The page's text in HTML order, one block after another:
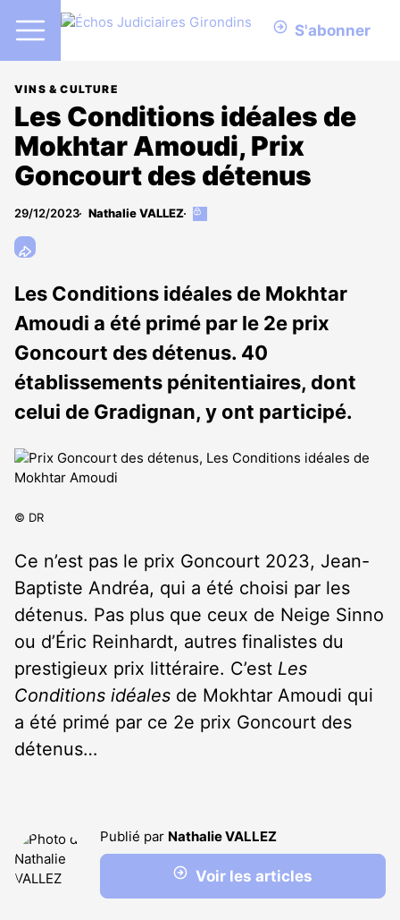
S'abonner
VINS & CULTURE
Les Conditions idéales de
Mokhtar Amoudi, Prix
Goncourt des détenus
29/12/2023 Nathalie VALLEZ
Cet
abonnés
Les Conditions idéales de Mokhtar
Amoudi a été primé par le 2e prix
Goncourt des détenus. 40
établissements pénitentiaires, dont
celui de Gradignan, y ont participé.
© DR
Ce n’est pas le prix Goncourt 2023, Jean-
Baptiste Andréa, qui a été choisi par les
détenus. Pas plus que ceux de Neige Sinno
ou d’Éric Reinhardt, autres finalistes du
prestigieux prix littéraire. C’est Les
Conditions idéales de Mokhtar Amoudi qui
a été primé par ce 2e prix Goncourt des
détenus…
Publié par Nathalie VALLEZ
Voir les articles